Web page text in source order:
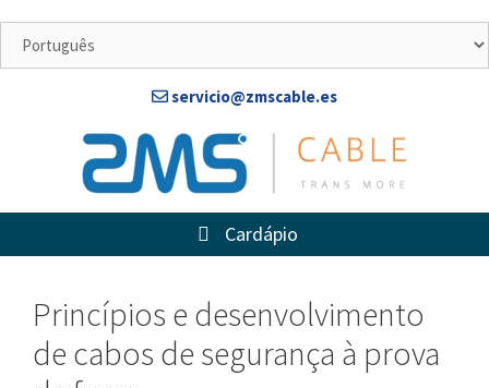
para
servicio@zmscable.es
Cardápio
Princípios e desenvolvimento
de cabos de segurança à prova